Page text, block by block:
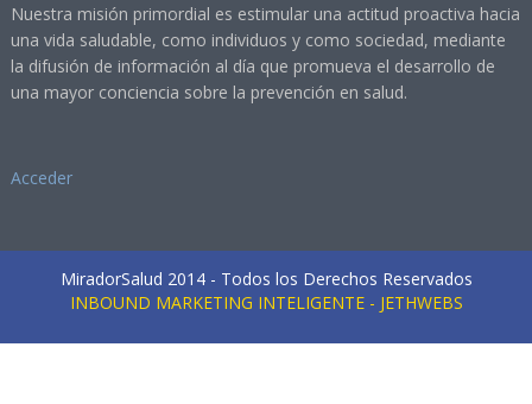
Nuestra misión primordial es estimular una actitud proactiva hacia
una vida saludable, como individuos y como sociedad, mediante
la difusión de información al día que promueva el desarrollo de
una mayor conciencia sobre la prevención en salud.
Acceder
MiradorSalud 2014 - Todos los Derechos Reservados
INBOUND MARKETING INTELIGENTE - JETHWEBS